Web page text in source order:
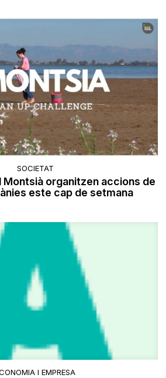
SOCIETAT
Montsià organitzen accions de
este cap de setmana
I EMPRESA